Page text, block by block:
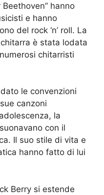
Beethoven” hanno
e hanno
del rock ‘n’ roll. La
è stata lodata
chitarristi
le convenzioni
canzoni
la
con il
Il suo stile di vita e
hanno fatto di lui
Berry si estende